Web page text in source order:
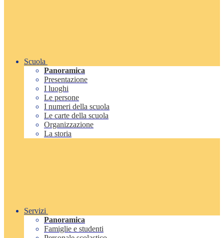
Scuola
Panoramica
Presentazione
I luoghi
Le persone
I numeri della scuola
Le carte della scuola
Organizzazione
La storia
Servizi
Panoramica
Famiglie e studenti